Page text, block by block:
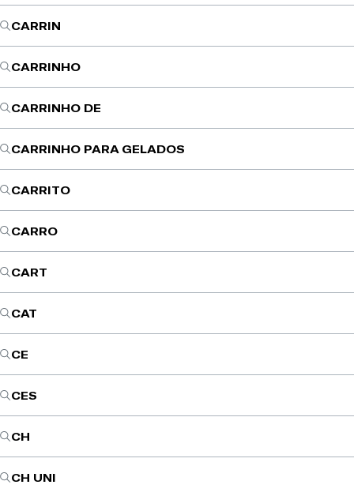
CARRIN
CARRINHO
CARRINHO DE
CARRINHO PARA GELADOS
CARRITO
CARRO
CART
CAT
CE
CES
CH
CH UNI